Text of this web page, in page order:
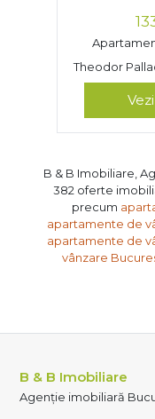
Theodor
B & B Imobiliare,
382 oferte
precum
apartamente de
apartamente de
vânzare
B & B Imobiliare
Agenție imobiliară